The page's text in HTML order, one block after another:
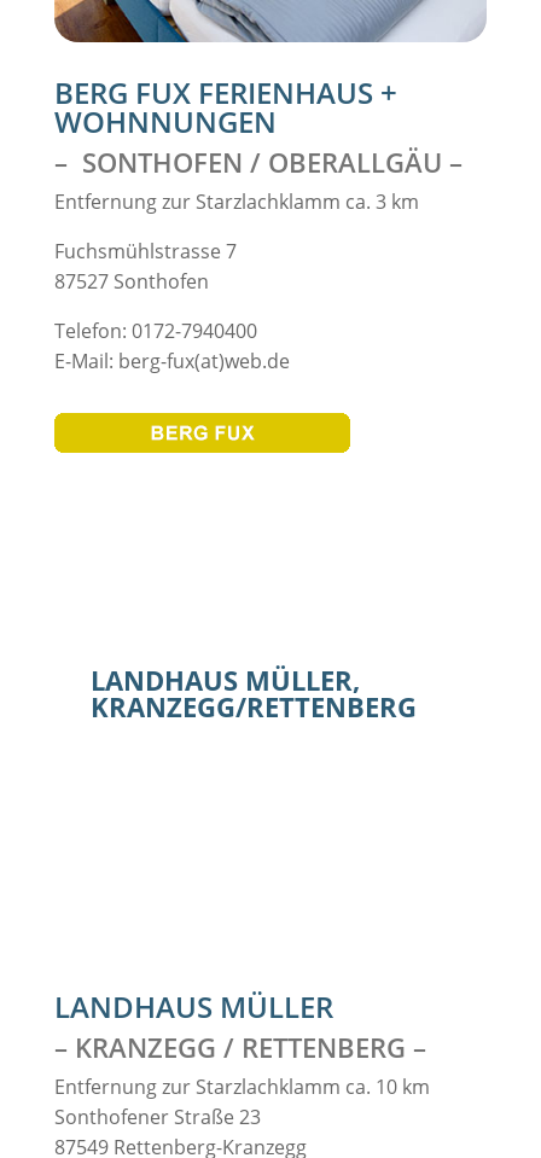
BERG FUX FERIENHAUS +
WOHNNUNGEN
– SONTHOFEN / OBERALLGÄU –
Entfernung zur Starzlachklamm ca. 3 km
Fuchsmühlstrasse 7
87527 Sonthofen
Telefon: 0172-7940400
E-Mail: berg-fux(at)web.de
LANDHAUS MÜLLER,
KRANZEGG/RETTENBERG
LANDHAUS MÜLLER
– KRANZEGG / RETTENBERG –
Entfernung zur Starzlachklamm ca. 10 km
Sonthofener Straße 23
87549 Rettenberg-Kranzegg